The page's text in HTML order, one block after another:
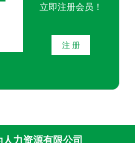
立即注册会员！
注 册
力资源有限公司